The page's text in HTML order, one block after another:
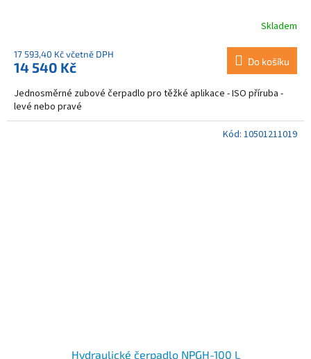
Skladem
17 593,40 Kč včetně DPH
14 540 Kč Do košíku
Jednosměrné zubové čerpadlo pro těžké aplikace - ISO příruba -
levé nebo pravé
Hydraulické čerpadlo NPGH-100 L
Kód: 10501211019